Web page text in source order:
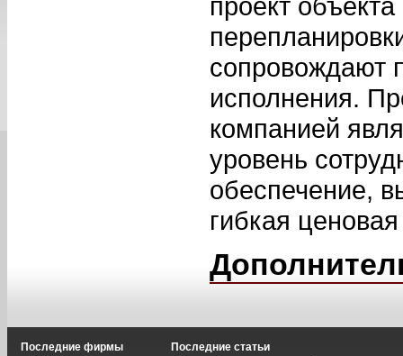
сопровождают
исполнения.
компанией
уровень
обеспечение,
гибкая
Последние фирмы Последние статьи